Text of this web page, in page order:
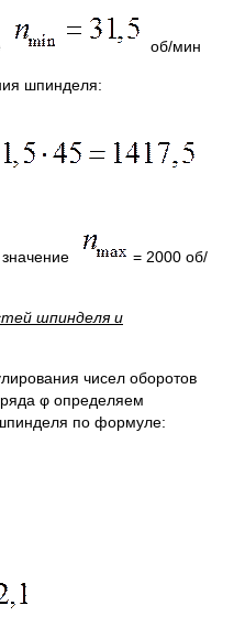
об/мин
шпинделя:
= 2000 об/
шпинделя и
чисел оборотов
φ определяем
по формуле: